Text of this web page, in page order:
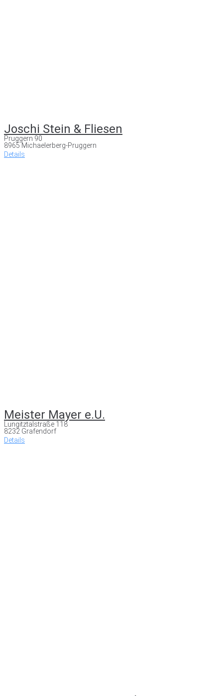
Joschi Stein & Fliesen
Pruggern 90
8965 Michaelerberg-Pruggern
Details
Meister Mayer e.U.
Lungitztalstraße 118
8232 Grafendorf
Details